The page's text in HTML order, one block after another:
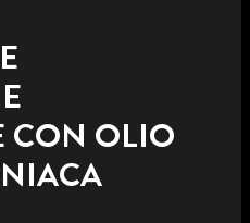
CON OLIO